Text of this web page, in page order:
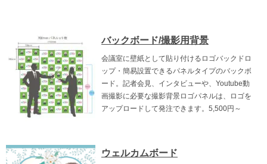
バックボード/撮影用背景
会議室に壁紙として貼り付けるロゴバックドロ
ップ・簡易設置できるパネルタイプのバックボ
ード。記者会見、インタビューや、Youtube動
画撮影に必要な撮影背景ロゴパネルは、ロゴを
アップロードして発注できます。5,500円～
ウェルカムボード